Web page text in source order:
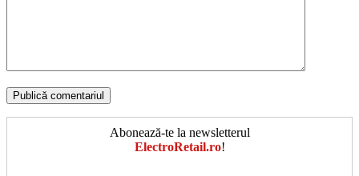
Abonează-te la newsletterul
ElectroRetail.ro!